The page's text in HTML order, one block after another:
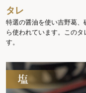
タレ
特選の醤油を使い吉野葛
ら使われています。この
す。